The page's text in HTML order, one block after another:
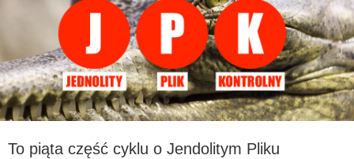
To piąta część cyklu o Jendolitym Pliku